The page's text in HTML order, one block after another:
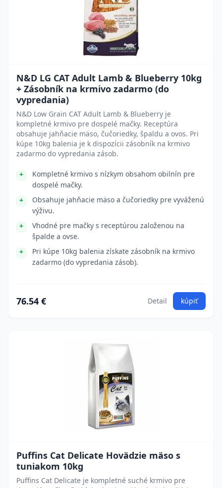
N&D LG CAT Adult Lamb & Blueberry 10kg
+ Zásobník na krmivo zadarmo (do
vypredania)
N&D Low Grain CAT Adult Lamb & Blueberry je
kompletné krmivo pre dospelé mačky. Receptúra
obsahuje jahňacie mäso, čučoriedky, špaldu a ovos. Pri
kúpe 10kg balenia je k dispozícii zásobník na krmivo
zadarmo do vypredania zásob.
Kompletné krmivo s nízkym obsahom obilnín pre
dospelé mačky.
Obsahuje jahňacie mäso a čučoriedky pre vyváženú
výživu.
Vhodné pre mačky s receptúrou založenou na
špalde a ovse.
Pri kúpe 10kg balenia získate zásobník na krmivo
zadarmo (do vypredania zásob).
76.54 € Detail kúpiť
Puffins Cat Delicate Hovädzie mäso s
tuniakom 10kg
Puffins Cat Delicate je kompletné suché krmivo pre